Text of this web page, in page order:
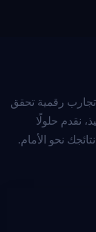
تجارب رقمية تحقق
نقدم حلولًا
نحو الأمام.